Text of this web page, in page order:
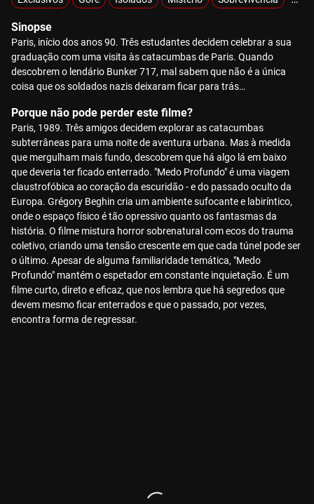
Sinopse
Paris, início dos anos 90. Três estudantes decidem celebrar a sua
graduação com uma visita às catacumbas de Paris. Quando
descobrem o lendário Bunker 717, mal sabem que não é a única
coisa que os soldados nazis deixaram ficar para trás…
Porque não pode perder este filme?
Paris, 1989. Três amigos decidem explorar as catacumbas
subterrâneas para uma noite de aventura urbana. Mas à medida
que mergulham mais fundo, descobrem que há algo lá em baixo
que deveria ter ficado enterrado. "Medo Profundo" é uma viagem
claustrofóbica ao coração da escuridão - e do passado oculto da
Europa. Grégory Beghin cria um ambiente sufocante e labiríntico,
onde o espaço físico é tão opressivo quanto os fantasmas da
história. O filme mistura horror sobrenatural com ecos do trauma
coletivo, criando uma tensão crescente em que cada túnel pode ser
o último. Apesar de alguma familiaridade temática, "Medo
Profundo" mantém o espetador em constante inquietação. É um
filme curto, direto e eficaz, que nos lembra que há segredos que
devem mesmo ficar enterrados e que o passado, por vezes,
encontra forma de regressar.